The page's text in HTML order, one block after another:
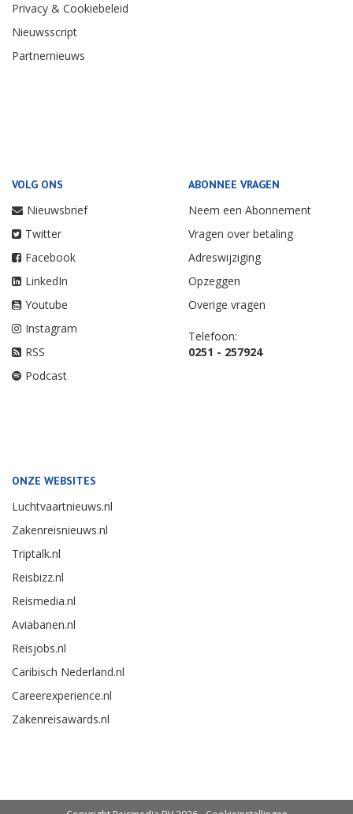
Privacy & Cookiebeleid
Nieuwsscript
Partnernieuws
VOLG ONS
Nieuwsbrief
Twitter
Facebook
LinkedIn
Youtube
Instagram
RSS
Podcast
ABONNEE VRAGEN
Neem een Abonnement
Vragen over betaling
Adreswijziging
Opzeggen
Overige vragen
Telefoon:
0251 - 257924
ONZE WEBSITES
Luchtvaartnieuws.nl
Zakenreisnieuws.nl
Triptalk.nl
Reisbizz.nl
Reismedia.nl
Aviabanen.nl
Reisjobs.nl
Caribisch Nederland.nl
Careerexperience.nl
Zakenreisawards.nl